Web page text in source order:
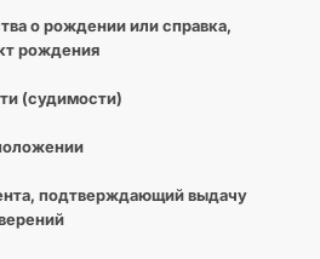
о рождении или справка,
рождения
(судимости)
подтверждающий выдачу